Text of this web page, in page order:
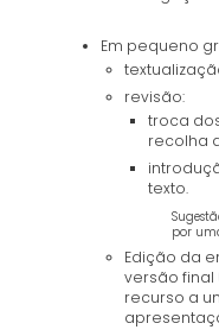
Em pequeno
revisão:
troca
recolha
texto.
por
Edição da
versão final
recurso a